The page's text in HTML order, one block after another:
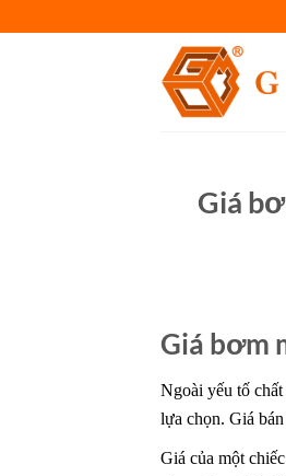
to
Giá
Giá bơm
Ngoài yếu tố
lựa chọn. Giá
Giá của một chiếc